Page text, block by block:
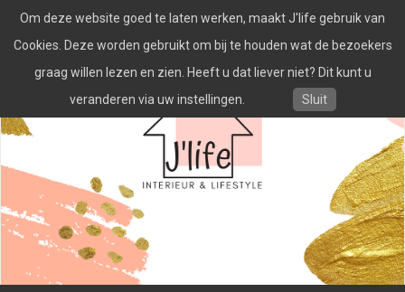
naar
inhoud
Om deze website goed te laten werken, maakt J'life gebruik van
Cookies. Deze worden gebruikt om bij te houden wat de bezoekers
graag willen lezen en zien. Heeft u dat liever niet? Dit kunt u
veranderen via uw instellingen.
Sluit